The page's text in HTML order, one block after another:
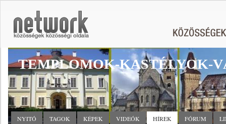
TEMPLOMOK-KASTÉLYOK-
NYITÓ TAGOK KÉPEK VIDEÓK HÍREK FÓRUM